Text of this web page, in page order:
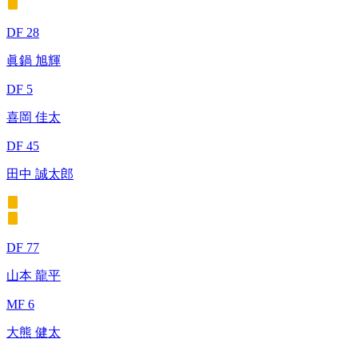
DF 28
眞鍋 旭輝
DF 5
喜岡 佳太
DF 45
田中 誠太郎
DF 77
山本 龍平
MF 6
大熊 健太